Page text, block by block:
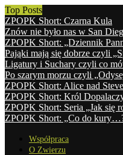
Top Posts
ZPOPK Short: Czarna Kula
Znów nie było nas w San
ZPOPK Short: „Dziennik
Pająki mają się dobrze czyli
Ligatury i Suchary czyli co
Po szarym morzu czyli
ZPOPK Short: Alice nad Steve
ZPOPK Short: Król
ZPOPK Short: Seria „Jak się
ZPOPK Short: „Co do
Współpraca
O Zwierzu